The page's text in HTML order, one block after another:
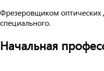
Фрезеровщиком оптических
специального.
Начальная